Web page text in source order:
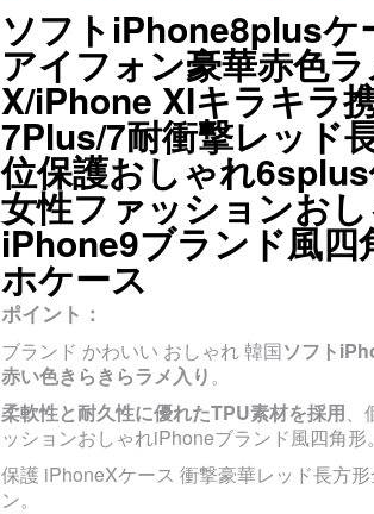
ソフトiPhone8plusケ
アイフォン豪華赤色ラ
X/iPhone XIキラキラ
7Plus/7耐衝撃レッド
位保護おしゃれ
女性ファッションお
iPhone9ブランド風四
ホケース
ポイント：
ブランド かわいい おしゃれ 韓国ソフト
赤い色きらきらラメ入り。
柔軟性と耐久性に優れたTPU素材を採用、
ッションおしゃれiPhoneブランド風四角形。
保護 iPhoneXケース 衝撃豪華レッド長方
ン。